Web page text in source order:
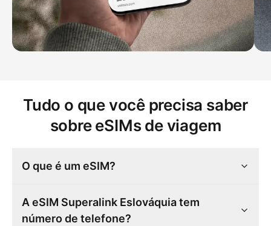
Tudo o que você precisa saber
sobre eSIMs de viagem
O que é um eSIM?
A eSIM Superalink Eslováquia tem
número de telefone?